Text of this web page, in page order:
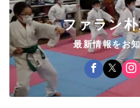
ファラン
最新情報をお